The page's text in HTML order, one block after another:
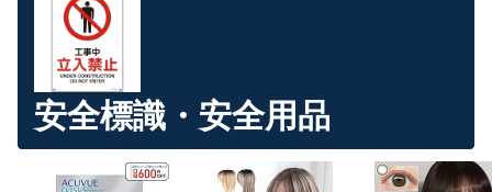
安全標識・安全用品